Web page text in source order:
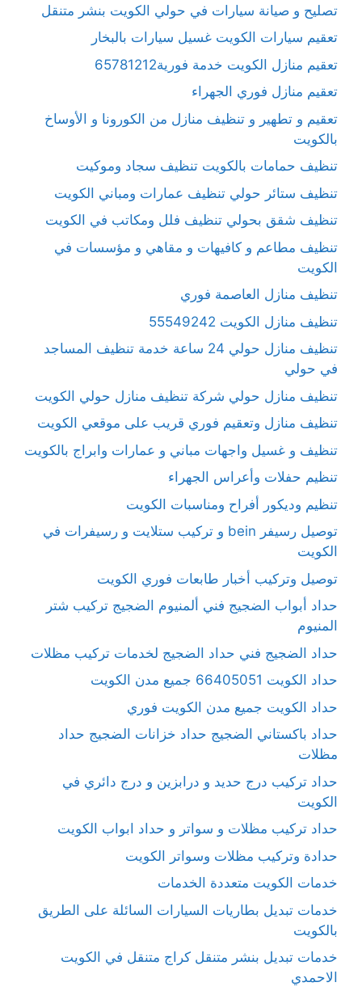
تصليح و صيانة سيارات في حولي الكويت بنشر متنقل
تعقيم سيارات الكويت غسيل سيارات بالبخار
تعقيم منازل الكويت خدمة فورية65781212
تعقيم منازل فوري الجهراء
تعقيم و تطهير و تنظيف منازل من الكورونا و الأوساخ
بالكويت
تنظيف حمامات بالكويت تنظيف سجاد وموكيت
تنظيف ستائر حولي تنظيف عمارات ومباني الكويت
تنظيف شقق بحولي تنظيف فلل ومكاتب في الكويت
تنظيف مطاعم و كافيهات و مقاهي و مؤسسات في
الكويت
تنظيف منازل العاصمة فوري
تنظيف منازل الكويت 55549242
تنظيف منازل حولي 24 ساعة خدمة تنظيف المساجد
في حولي
تنظيف منازل حولي شركة تنظيف منازل حولي الكويت
تنظيف منازل وتعقيم فوري قريب على موقعي الكويت
تنظيف و غسيل واجهات مباني و عمارات وابراج بالكويت
تنظيم حفلات وأعراس الجهراء
تنظيم وديكور أفراح ومناسبات الكويت
توصيل رسيفر bein و تركيب ستلايت و رسيفرات في
الكويت
توصيل وتركيب أخبار طابعات فوري الكويت
حداد أبواب الضجيج فني ألمنيوم الضجيج تركيب شتر
المنيوم
حداد الضجيج فني حداد الضجيج لخدمات تركيب مظلات
حداد الكويت 66405051 جميع مدن الكويت
حداد الكويت جميع مدن الكويت فوري
حداد باكستاني الضجيج حداد خزانات الضجيج حداد
مظلات
حداد تركيب درج حديد و درابزين و درج دائري في
الكويت
حداد تركيب مظلات و سواتر و حداد ابواب الكويت
حدادة وتركيب مظلات وسواتر الكويت
خدمات الكويت متعددة الخدمات
خدمات تبديل بطاريات السيارات السائلة على الطريق
بالكويت
خدمات تبديل بنشر متنقل كراج متنقل في الكويت
الاحمدي